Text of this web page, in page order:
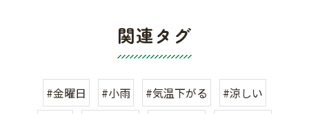
関連タグ
#金曜日 #小雨 #気温下がる
#涼しい